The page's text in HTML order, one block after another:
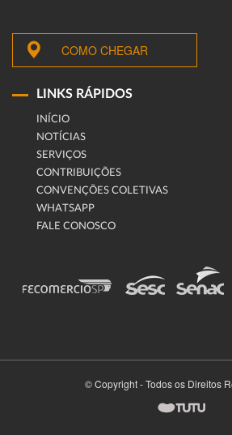
COMO CHEGAR
LINKS RÁPIDOS
INÍCIO
NOTÍCIAS
SERVIÇOS
CONTRIBUIÇÕES
CONVENÇÕES COLETIVAS
WHATSAPP
FALE CONOSCO
© Copyright - Todos os Direitos